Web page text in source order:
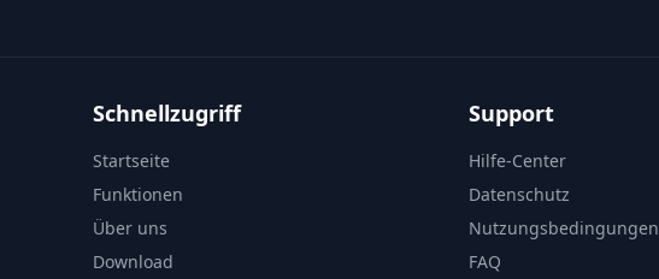
Schnellzugriff
Startseite
Funktionen
Über uns
Download
Support
Hilfe-Center
Datenschutz
Nutzungsbedingungen
FAQ